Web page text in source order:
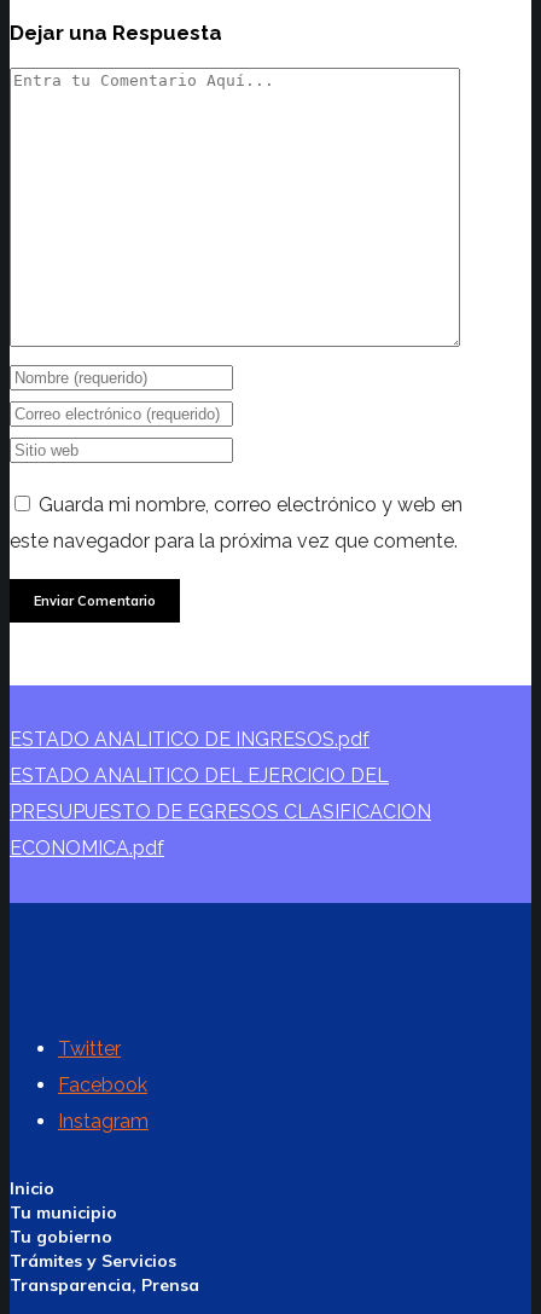
Dejar una Respuesta
Guarda mi nombre, correo electrónico y web en
este navegador para la próxima vez que comente.
ESTADO ANALITICO DE INGRESOS.pdf
ESTADO ANALITICO DEL EJERCICIO DEL
PRESUPUESTO DE EGRESOS CLASIFICACION
ECONOMICA.pdf
Twitter
Facebook
Instagram
Inicio
Tu municipio
Tu gobierno
Trámites y Servicios
Transparencia, Prensa